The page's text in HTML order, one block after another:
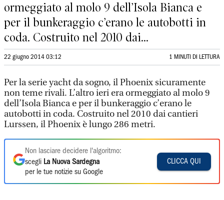
ormeggiato al molo 9 dell’Isola Bianca e
per il bunkeraggio c’erano le autobotti in
coda. Costruito nel 2010 dai...
22 giugno 2014 03:12 1 MINUTI DI LETTURA
Per la serie yacht da sogno, il Phoenix sicuramente
non teme rivali. L’altro ieri era ormeggiato al molo 9
dell’Isola Bianca e per il bunkeraggio c’erano le
autobotti in coda. Costruito nel 2010 dai cantieri
Lurssen, il Phoenix è lungo 286 metri.
Non lasciare decidere l'algoritmo:
scegli La Nuova Sardegna
per le tue notizie su Google
CLICCA QUI